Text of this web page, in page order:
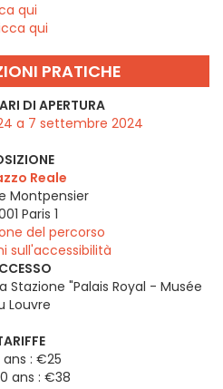
qui
qui
PRATICHE
DI APERTURA
a 7 settembre 2024
Reale
Montpensier
Paris 1
del percorso
sull'accessibilità
Stazione "Palais Royal - Musée
Louvre
: €25
ans : €38